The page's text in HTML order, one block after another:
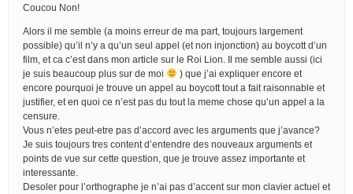
Coucou Non!
Alors il me semble (a moins erreur de ma part, toujours largement
possible) qu’il n’y a qu’un seul appel (et non injonction) au boycott d’un
film, et ca c’est dans mon article sur le Roi Lion. Il me semble aussi (ici
je suis beaucoup plus sur de moi
) que j’ai expliquer encore et
encore pourquoi je trouve un appel au boycott tout a fait raisonnable et
justifier, et en quoi ce n’est pas du tout la meme chose qu’un appel a la
censure.
Vous n’etes peut-etre pas d’accord avec les arguments que j’avance?
Je suis toujours tres content d’entendre des nouveaux arguments et
points de vue sur cette question, que je trouve assez importante et
interessante.
Desoler pour l’orthographe je n’ai pas d’accent sur mon clavier actuel et